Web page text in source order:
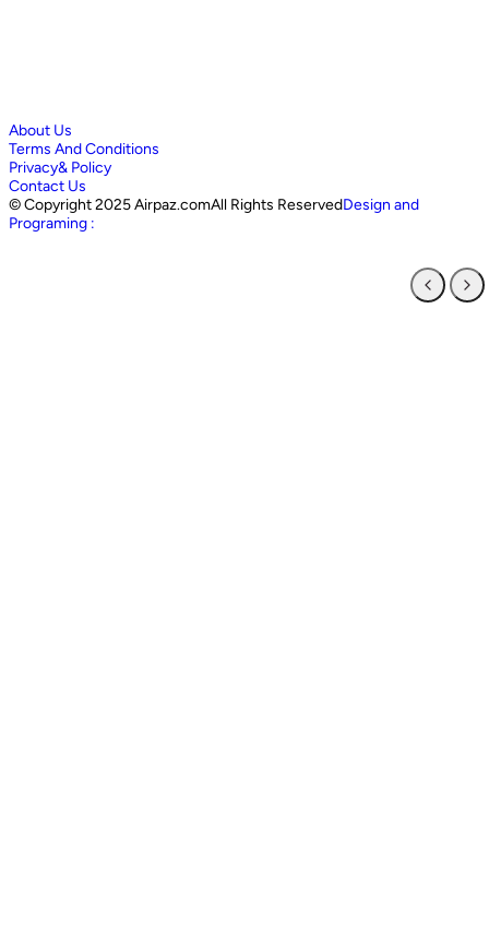
About Us
Terms And Conditions
Privacy& Policy
Contact Us
©Copyright 2025 Airpaz.comAll Rights ReservedDesign and
Programing :